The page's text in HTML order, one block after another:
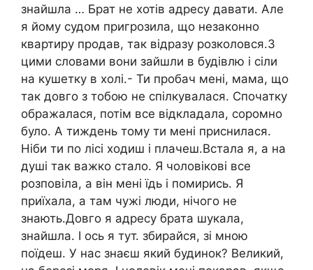
знайшла … Брат не хотів адресу давати. Але
я йому судом пригрозила, що незаконно
квартиру продав, так відразу розколовся.З
цими словами вони зайшли в будівлю і сіли
на кушетку в холі.- Ти пробач мені, мама, що
так довго з тобою не спілкувалася. Спочатку
ображалася, потім все відкладала, соромно
було. А тиждень тому ти мені приснилася.
Ніби ти по лісі ходиш і плачеш.Встала я, а на
душі так важко стало. Я чоловікові все
розповіла, а він мені їдь і помирись. Я
приїхала, а там чужі люди, нічого не
знають.Довго я адресу брата шукала,
знайшла. І ось я тут. збирайся, зі мною
поїдеш. У нас знаєш який будинок? Великий,